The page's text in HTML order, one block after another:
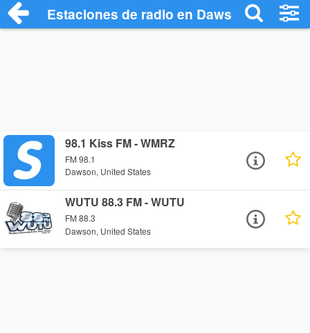
Estaciones de radio en Dawson -
98.1 Kiss FM - WMRZ
FM 98.1
Dawson, United States
WUTU 88.3 FM - WUTU
FM 88.3
Dawson, United States